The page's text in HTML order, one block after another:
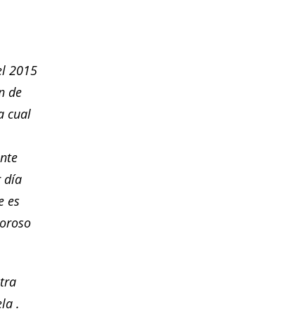
2015
de
cual
día
es
.